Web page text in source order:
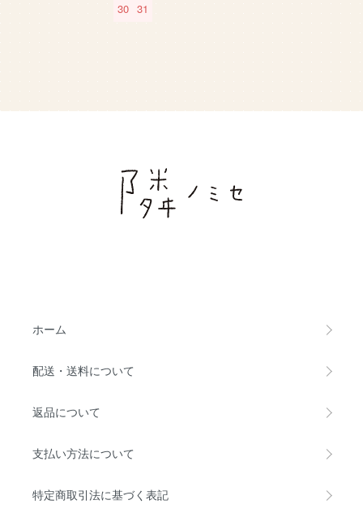
30 31
ホーム
配送・送料について
返品について
支払い方法について
特定商取引法に基づく表記